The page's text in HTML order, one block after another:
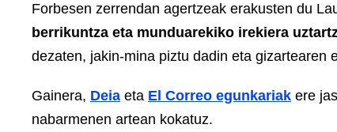
Forbesen zerrendan agertzeak erakusten du
berrikuntza eta munduarekiko irekiera
dezaten, jakin-mina piztu dadin eta gizartearen
Gainera, Deia eta El Correo egunkariak ere
nabarmenen artean kokatuz.